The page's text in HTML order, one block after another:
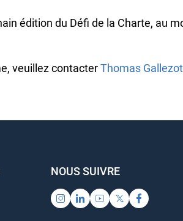
édition du Défi de la Charte, au
veuillez contacterThomas Gallezot.
NOUS SUIVRE